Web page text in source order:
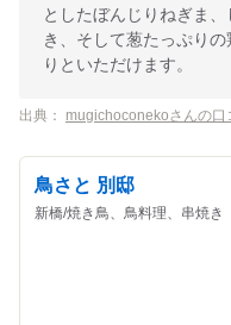
としたぼんじりねぎま
き、そして葱たっぷり
りといただけます。
出典： mugichoconekoさんの口
鳥さと 別邸
新橋/焼き鳥、鳥料理、串焼き